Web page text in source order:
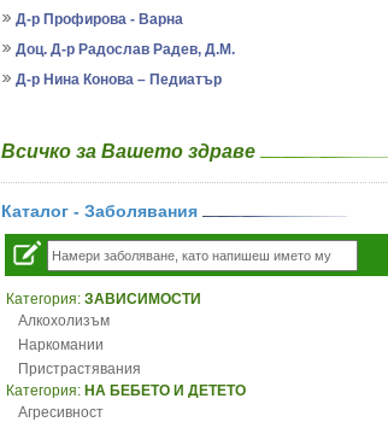
Д-р Профирова - Варна
Доц. Д-р Радослав Радев, Д.М.
Д-р Нина Конова – Педиатър
Всичко за Вашето здраве
Каталог - Заболявания
Категория: ЗАВИСИМОСТИ
Алкохолизъм
Наркомании
Пристрастявания
Категория: НА БЕБЕТО И ДЕТЕТО
Агресивност